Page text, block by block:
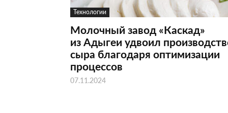
Технологии
Молочный завод «Каскад»
из Адыгеи удвоил
сыра благодаря оптимизации
процессов
07.11.2024